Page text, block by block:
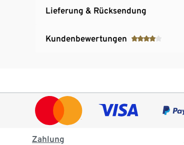
Lieferung & Rücksendung
Kundenbewertungen
Zahlung